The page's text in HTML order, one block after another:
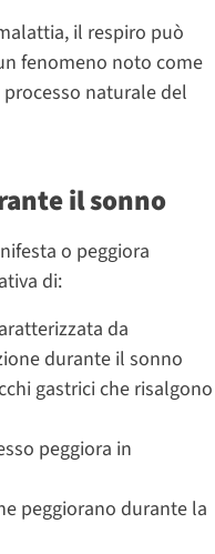
il respiro può
fenomeno noto come
naturale del
il sonno
o peggiora
di:
da
durante il sonno
gastrici che risalgono
peggiora in
peggiorano durante la